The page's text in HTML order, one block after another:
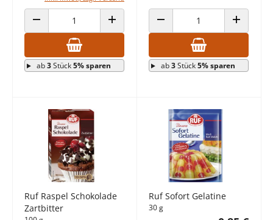
ANZAHL VERRINGERN ANZAHL ERHÖHEN
ab3Stück5% sparen
ANZAHL VERRINGERN ANZAHL
ab3Stück5% sparen
Ruf Raspel Schokolade
Zartbitter
Ruf Sofort Gelatine
30 g